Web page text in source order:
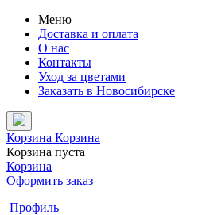
Меню
Доставка и оплата
О нас
Контакты
Уход за цветами
Заказать в Новосибирске
Корзина Корзина
Корзина пуста
Корзина
Оформить заказ
Профиль